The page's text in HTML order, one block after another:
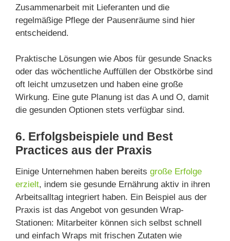
Zusammenarbeit mit Lieferanten und die
regelmäßige Pflege der Pausenräume sind hier
entscheidend.
Praktische Lösungen wie Abos für gesunde Snacks
oder das wöchentliche Auffüllen der Obstkörbe sind
oft leicht umzusetzen und haben eine große
Wirkung. Eine gute Planung ist das A und O, damit
die gesunden Optionen stets verfügbar sind.
6. Erfolgsbeispiele und Best
Practices aus der Praxis
Einige Unternehmen haben bereits große Erfolge
erzielt, indem sie gesunde Ernährung aktiv in ihren
Arbeitsalltag integriert haben. Ein Beispiel aus der
Praxis ist das Angebot von gesunden Wrap-
Stationen: Mitarbeiter können sich selbst schnell
und einfach Wraps mit frischen Zutaten wie